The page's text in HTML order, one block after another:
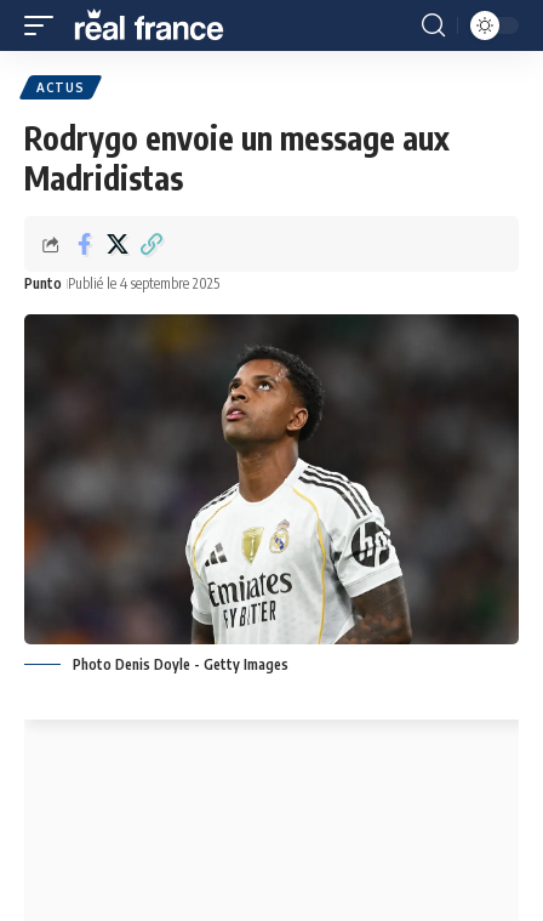
ACTUS
Rodrygo envoie un message aux
Madridistas
Punto Publié le 4 septembre 2025
Photo Denis Doyle - Getty Images